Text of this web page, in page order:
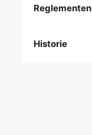
Reglementen
Historie